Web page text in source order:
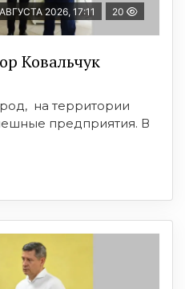
2026, 17:11 20
Ковальчук
на территории
предприятия. В